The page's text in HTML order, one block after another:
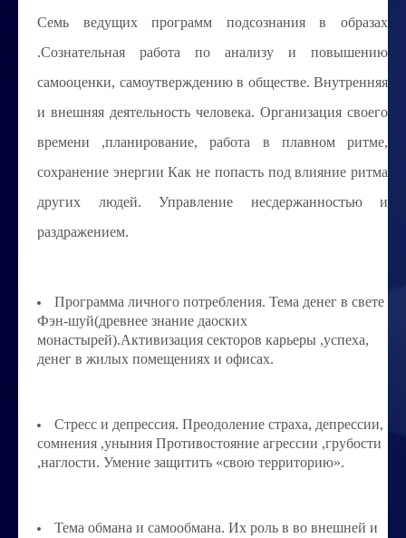
Королевский гороскоп
Найти идеального партнера
Корректировка характера
ОБУЧЕНИЕ
Магия денег
Ищем любовь
Усовершенствование личности
Семь ведущих программ подсознания в образах
.Сознательная работа по анализу и повышению
самооценки, самоутверждению в обществе. Внутренняя
и внешняя деятельность человека. Организация своего
времени ,планирование, работа в плавном ритме,
сохранение энергии Как не попасть под влияние ритма
других людей. Управление несдержанностью и
раздражением.
Программа личного потребления. Тема денег в свете
Фэн-шуй(древнее знание даоских
монастырей).Активизация секторов карьеры ,успеха,
денег в жилых помещениях и офисах.
Стресс и депрессия. Преодоление страха, депрессии,
сомнения ,уныния Противостояние агрессии ,грубости
,наглости. Умение защитить «свою территорию».
Тема обмана и самообмана. Их роль в во внешней и